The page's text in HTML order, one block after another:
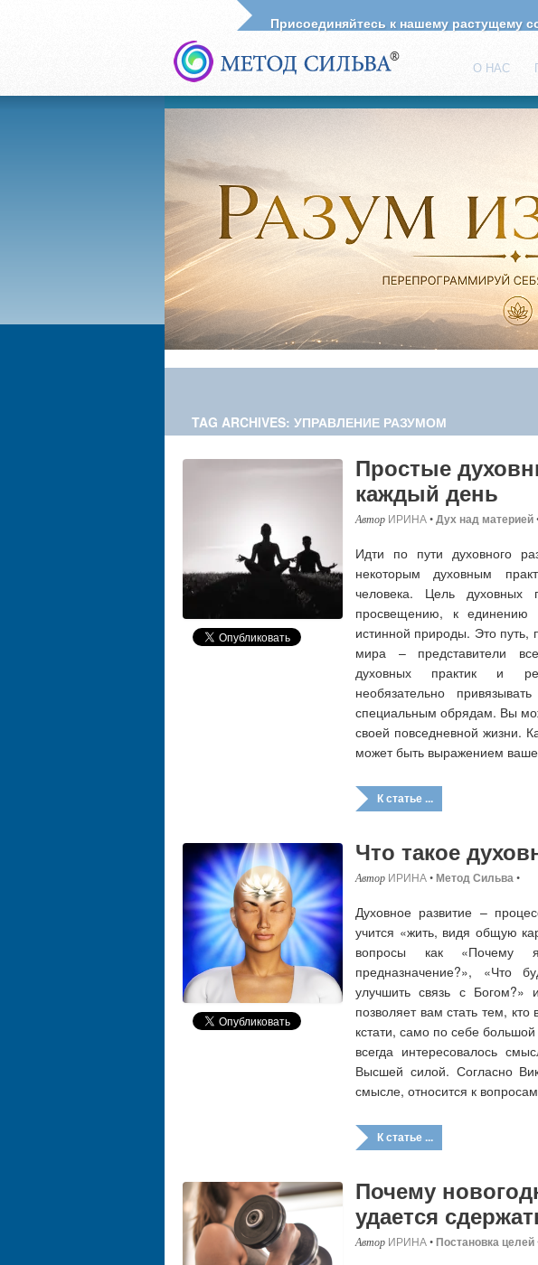
О НАС
Присоединяйтесь к нашему растущему
TAG ARCHIVES: УПРАВЛЕНИЕ РАЗУМОМ
Простые
каждый день
ИРИНА•Дух над материей
Идти по пути духовного
некоторым духовным
человека. Цель духовных
просвещению, к
истинной природы. Это путь,
мира – представители
духовных практик и
необязательно
специальным обрядам. Вы
своей повседневной жизни.
может быть выражением
К статье ...
Что такое
ИРИНА•Метод Сильва•
Духовное развитие –
учится «жить, видя общую
вопросы как
предназначение?», «Что
улучшить связь с Богом?»
позволяет вам стать тем,
кстати, само по себе
всегда интересовалось
Высшей силой. Согласно
смысле, относится к
К статье ...
Почему
удается
ИРИНА•Постановка целей